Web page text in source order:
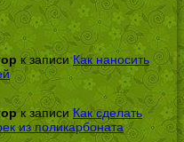
к записиКак наносить
к записиКак сделать
из поликарбоната